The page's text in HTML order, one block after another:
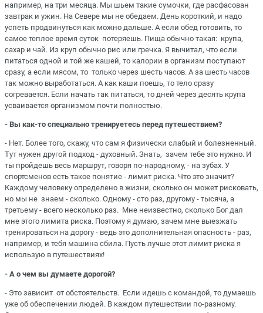
например, на три месяца. Мы шьем такие сумочки, где расфасован
завтрак и ужин. На Севере мы не обедаем. День короткий, и надо
успеть продвинуться как можно дальше. А если обед готовить, то
самое теплое время суток потеряешь. Пища обычно такая: крупа,
сахар и чай. Из круп обычно рис или гречка. Я вычитал, что если
питаться одной и той же кашей, то калории в организм поступают
сразу, а если мясом, то только через шесть часов. А за шесть часов
так можно выработаться. А как каши поешь, то тело сразу
согревается. Если начать так питаться, то дней через десять крупа
усваивается организмом почти полностью.
- Вы как-то специально тренируетесь перед путешествием?
- Нет. Более того, скажу, что сам я физически слабый и болезненный.
Тут нужен другой подход - духовный. Знать, зачем тебе это нужно. И
ты пройдешь весь маршрут, говоря по-народному, - на зубах. У
спортсменов есть такое понятие - лимит риска. Что это значит?
Каждому человеку определено в жизни, сколько он может рисковать,
но мы не знаем - сколько. Одному - сто раз, другому - тысяча, а
третьему - всего несколько раз. Мне неизвестно, сколько Бог дал
мне этого лимита риска. Поэтому я думаю, зачем мне выезжать
тренироваться на дорогу - ведь это дополнительная опасность - раз,
например, и тебя машина сбила. Пусть лучше этот лимит риска я
использую в путешествиях!
- А о чем вы думаете дорогой?
- Это зависит от обстоятельств. Если идешь с командой, то думаешь
уже об обеспечении людей. В каждом путешествии по-разному.